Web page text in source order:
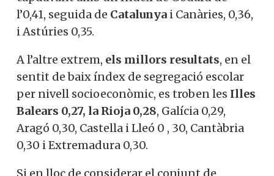
al capdavant amb un Índex de Godard de
l’0,41, seguida de
Catalunya
i Canàries,
0,36, i Astúries 0,35.
A l’altre extrem, els millors resultats , en
el sentit de baix índex de segregació
escolar per nivell socioeconòmic, es
troben lesIlles Balears 0,27, la Rioja 0,28
Galícia 0,29, Aragó 0,30, Castella i Lleó 0 ,
30, Cantàbria 0,30 i Extremadura 0,30.